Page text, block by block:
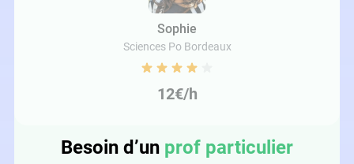
Sophie
Sciences Po Bordeaux
12€/h
Besoin d’un prof particulier